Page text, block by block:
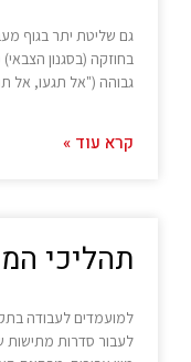
גם שליטת יתר בגוף
בחוזקה (בסגנון
גבוהה ("אל תגעו, אל
קרא עוד »
תהליכי
למועמדים לעבודה
לעבור סדרות מתישות